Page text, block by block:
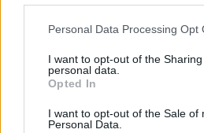
Personal Data Processing Opt
I want to opt-out of the
personal data.
Opted In
I want to opt-out of the Sale of
Personal Data.
27
48%υγρ.
5 Μπφ B
55km/h
26°C
57%υγρ.
5 Μπφ B
28°C
5 Μπφ B